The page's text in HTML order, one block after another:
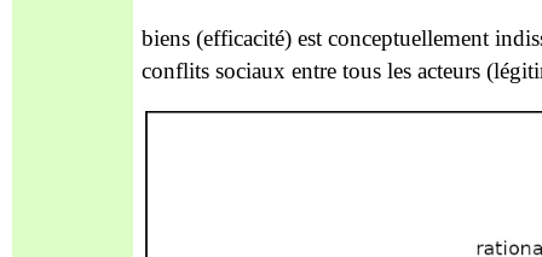
biens (efficacité) est conceptuellement
conflits sociaux entre tous les acteurs